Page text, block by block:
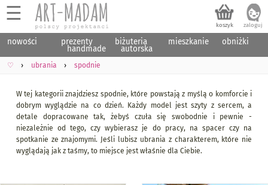
☰
nowości prezenty
handmade
biżuteria
autorska
mieszkanie obniżki
♡ ubrania spodnie
W tej kategorii znajdziesz spodnie, które powstają z myślą o komforcie i
dobrym wyglądzie na co dzień. Każdy model jest szyty z sercem, a
detale dopracowane tak, żebyś czuła się swobodnie i pewnie -
niezależnie od tego, czy wybierasz je do pracy, na spacer czy na
spotkanie ze znajomymi. Jeśli lubisz ubrania z charakterem, które nie
wyglądają jak z taśmy, to miejsce jest właśnie dla Ciebie.